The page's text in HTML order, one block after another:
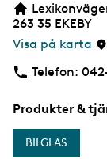
263 35 EKEBY
Visa på karta
Telefon:
Produkter &
BILGLAS